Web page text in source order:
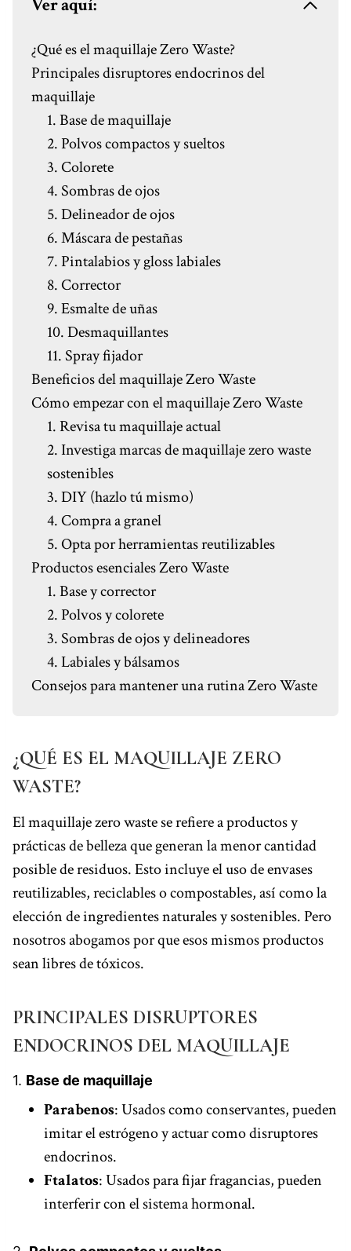
Ver aquí:
¿Qué es el maquillaje Zero Waste?
Principales disruptores endocrinos del
maquillaje
1. Base de maquillaje
2. Polvos compactos y sueltos
3. Colorete
4. Sombras de ojos
5. Delineador de ojos
6. Máscara de pestañas
7. Pintalabios y gloss labiales
8. Corrector
9. Esmalte de uñas
10. Desmaquillantes
11. Spray fijador
Beneficios del maquillaje Zero Waste
Cómo empezar con el maquillaje Zero Waste
1. Revisa tu maquillaje actual
2. Investiga marcas de maquillaje zero waste
sostenibles
3. DIY (hazlo tú mismo)
4. Compra a granel
5. Opta por herramientas reutilizables
Productos esenciales Zero Waste
1. Base y corrector
2. Polvos y colorete
3. Sombras de ojos y delineadores
4. Labiales y bálsamos
Consejos para mantener una rutina Zero Waste
¿QUÉ ES EL MAQUILLAJE ZERO
WASTE?
El maquillaje zero waste se refiere a productos y
prácticas de belleza que generan la menor cantidad
posible de residuos. Esto incluye el uso de envases
reutilizables, reciclables o compostables, así como la
elección de ingredientes naturales y sostenibles. Pero
nosotros abogamos por que esos mismos productos
sean libres de tóxicos.
PRINCIPALES DISRUPTORES
ENDOCRINOS DEL MAQUILLAJE
1. Base de maquillaje
Parabenos: Usados como conservantes, pueden
imitar el estrógeno y actuar como disruptores
endocrinos.
Ftalatos: Usados para fijar fragancias, pueden
interferir con el sistema hormonal.